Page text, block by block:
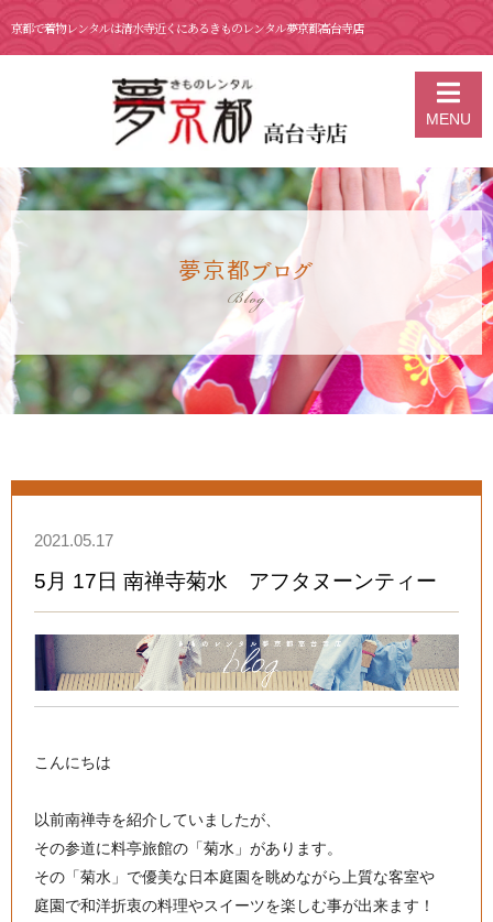
京都で着物レンタルは清水寺近くにあるきものレンタル夢京都高台寺店
MENU
京都の着物レンタル 夢京都 高台寺店
5月 17日 南禅寺菊
水 アフタヌーンティー
夢京都ブログ
Blog
2021.05.17
5月 17日 南禅寺菊水 アフタヌーンティー
こんにちは
以前南禅寺を紹介していましたが、
その参道に料亭旅館の「菊水」があります。
その「菊水」で優美な日本庭園を眺めながら上質な客室や
庭園で和洋折衷の料理やスイーツを楽しむ事が出来ます！